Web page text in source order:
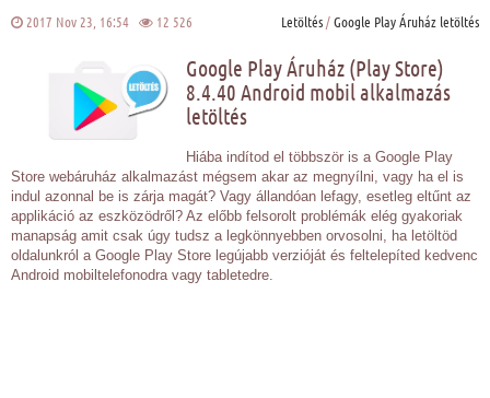
2017 Nov 23, 16:54 12 526 Letöltés/Google Play Áruház letöltés
Google Play Áruház (Play Store)
8.4.40 Android mobil alkalmazás
letöltés
Hiába indítod el többször is a Google Play
Store webáruház alkalmazást mégsem akar az megnyílni, vagy ha el is
indul azonnal be is zárja magát? Vagy állandóan lefagy, esetleg eltűnt az
applikáció az eszközödről? Az előbb felsorolt problémák elég gyakoriak
manapság amit csak úgy tudsz a legkönnyebben orvosolni, ha letöltöd
oldalunkról a Google Play Store legújabb verzióját és feltelepíted kedvenc
Android mobiltelefonodra vagy tabletedre.